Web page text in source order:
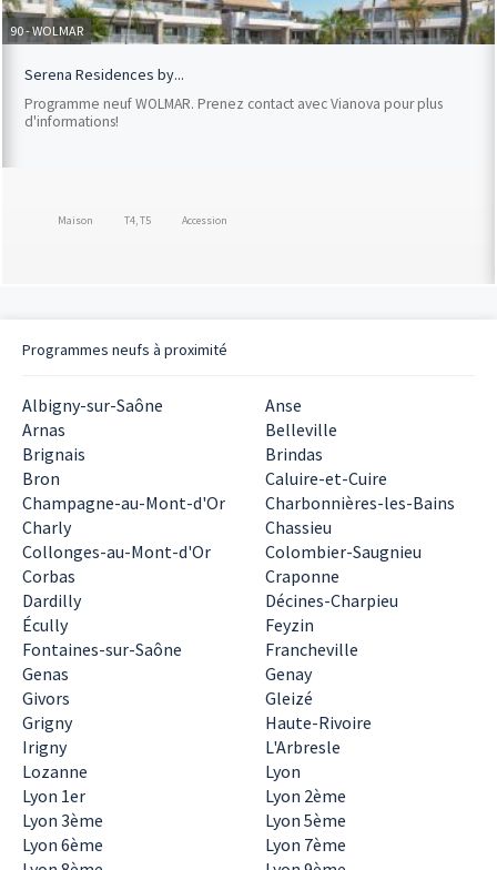
90 - WOLMAR
Serena Residences by...
Programme neuf WOLMAR. Prenez contact avec Vianova pour plus
d'informations!
Maison T4, T5 Accession
Programmes neufs à proximité
Albigny-sur-Saône
Anse
Arnas
Belleville
Brignais
Brindas
Bron
Caluire-et-Cuire
Champagne-au-Mont-d'Or
Charbonnières-les-Bains
Charly
Chassieu
Collonges-au-Mont-d'Or
Colombier-Saugnieu
Corbas
Craponne
Dardilly
Décines-Charpieu
Écully
Feyzin
Fontaines-sur-Saône
Francheville
Genas
Genay
Givors
Gleizé
Grigny
Haute-Rivoire
Irigny
L'Arbresle
Lozanne
Lyon
Lyon 1er
Lyon 2ème
Lyon 3ème
Lyon 5ème
Lyon 6ème
Lyon 7ème